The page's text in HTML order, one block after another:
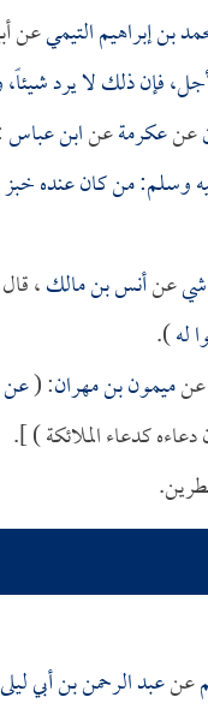
بن إبراهيم التيميعن
فإن ذلك لا يرد
عنعكرمةعنابن عباس
من كان عنده خبز
عنأنس بن مالك،
له).
عنميمون بن مهران: (
كدعاء الملائكة ) ].
عنعبد الرحمن بن أبي ليلى